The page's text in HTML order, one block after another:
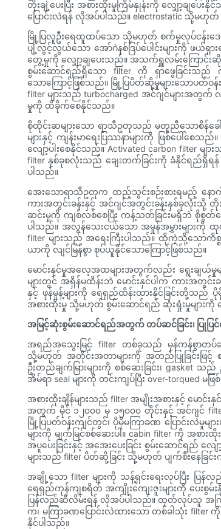
တိုးချဲ့ပေးပြီး အစားထိုးမှုကြိမ်နှုန်းကို လျှော့ချပေ
ပြောင်းလဲရန် လိုအပ်ပါသည်။ electrostatic သို့မ
မြို့ပြလူဦးရေထူထပ်သော သို့မဟုတ် စက်မှုလုပ်ငန်းဒေသ
ပျံ့လွင့်လွယ်သော အော်ဂဲနစ်ဒြပ်ပေါင်းများကို ဖယ်ရှ
တွေ့မှုကို လျှော့ချပေးသည်။ အသက်ရှူလမ်းကြောင်းဆို
စွမ်းဆောင်ရည်ရှိသော filter ကို ရှာဖွေခြင်းသည် က
သောကြောင့်ဖြစ်သည်။ မြို့ပြပိတ်ဆို့မှုများသောပတ်
filter များသည် turbocharged အင်ဂျင်များအ
မှုကို ထိခိုက်စေနိုင်သည်။
စိုထိုင်းဆများသော ရာသီဥတုသည် မတူညီသောစိန်ခေါ်
များနှင့် ကျန်းမာရေးပြဿနာများကို ဖြစ်ပေါ်စ
လျော့ပါးစေနိုင်သည်။ Activated carbon filter
filter နှစ်ခုစလုံးသည် ချေးတက်ခြင်းကို ခံနိုင်ရည်ရှိရန် လို
ပါသည်။
အေးသောရာသီဥတုက ထည့်သွင်းစဉ်းစားရမည့် နောက်ထ
ကားအတွင်းခန်းနှင့် အင်ဂျင်အတွင်းခန်းနှစ်ခုလုံးသို့ တို
ဆင်းမှုကို ကျစ်လစ်စေပြီး ကန့်သတ်ခြင်းမရှိဘဲ စိုစွတ်သော
ပါသည်။ အလွန်သေးငယ်သော အမှုန်အမွှားများကို
filter များသည် အရေးကြီးပါသည်။ ထိုကဲ့သို့သောကိစ္စမ
ယာကို လျင်မြန်စွာ စုပ်ယူနိုင်သောကြောင့်ဖြစ်သည်။
မောင်းနှင်မှုအလေ့အထများအတွက်လည်း ရွေးချယ်မှုမ
များတွင် အရှိန်မထိန်းဘဲ မောင်းနှင်ပါက ကားအတွင်
နှင့် ဖုန်မှုန့်များကို ရေရှည်ထိန်းထားနိုင်ခြင်းတို့သည်
အစားထိုးမှု သို့မဟုတ် စွမ်းဆောင်ရည် ဆုံးရှုံးမှုများကို
အမြင့်ဆုံးစွမ်းဆောင်ရည်အတွက် တပ်ဆင်ခြင်း၊ ပြုပြင်ထိ
အရည်အသွေးမြင့် filter တစ်ခုသည် မှန်ကန်စွာတပ်
သို့မဟုတ် အတိုင်းအတာများကို အတည်ပြုခြင်းဖြင့်
ဦးတည်ချက်မြားများကို စစ်ဆေးခြင်း၊ gasket
အိမ်ရာ seal များကို တင်းကျပ်ပြီး over-torqued
အစားထိုးချိန်များသည် filter အမျိုးအစားနှင့် မေ
အတွက် မိုင် ၁၂၀၀၀ မှ ၁၅၀၀၀ တိုင်းနှင့် အင်ဂျင်
မြို့ပြပတ်ဝန်းကျင်တွင်၊ ပိုမိုမကြာခဏ ပြောင်း
များကို မျက်မြင်စစ်ဆေးပါ။ cabin filter ကို အစား
အပူပေးခြင်းနှင့် အအေးပေးခြင်း စွမ်းဆောင်ရည်
များသည် filter ပိတ်ဆို့ခြင်း သို့မဟုတ် ပျက်စီးနေခြင်
အချို့သော filter များကို သန့်ရှင်းရေးလုပ်ပြီး ပြ
ရေရှည်ကုန်ကျစရိတ် အကျိုးကျေးဇူးများကို ပေးစွ
ပြန်လည်ဆီလိမ်းရန် လိုအပ်ပါသည်။ ထုတ်လုပ်သူ အကြံပြု
က၊ မကြာခဏပြောင်းလဲထားသော တစ်ခါသုံး filter
နိုင်ပါသည်။